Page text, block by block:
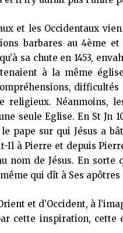
et les Occidentaux
barbares au 4ème
sa chute en 1453,
à la même
religieux. Néanmoins,
seule Eglise. En St
le pape sur qui Jésus a
à Pierre et depuis
nom de Jésus. En sorte
qui dît à Ses
et d’Occident, à
cette inspiration,